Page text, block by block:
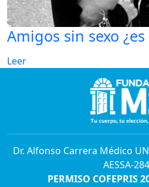
Amigos sin sexo
Leer
Dr. Alfonso Carrera Médico
AESSA-
PERMISO COFEPRIS